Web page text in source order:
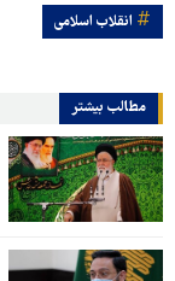
انقلاب اسلامی
مطالب بیشتر